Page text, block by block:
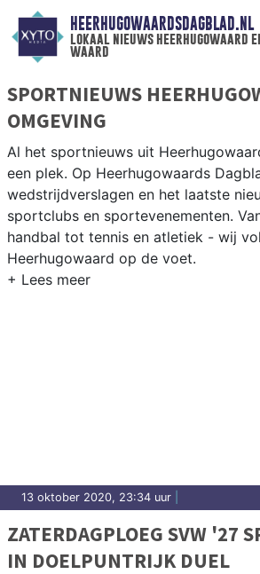
HEERHUGOWAARDSDAGBLAD.NL
lokaal nieuws heerhugowaard
waard
SPORTNIEUWS
OMGEVING
Al het sportnieuws uit
een plek. Op Heerhugowaards
wedstrijdverslagen en het laatste
sportclubs en sportevenementen.
handbal tot tennis en atletiek - wij
Heerhugowaard op de voet.
13 oktober 2020, 23:34 uur
ZATERDAGPLOEG SVW '27
IN DOELPUNTRIJK DUEL